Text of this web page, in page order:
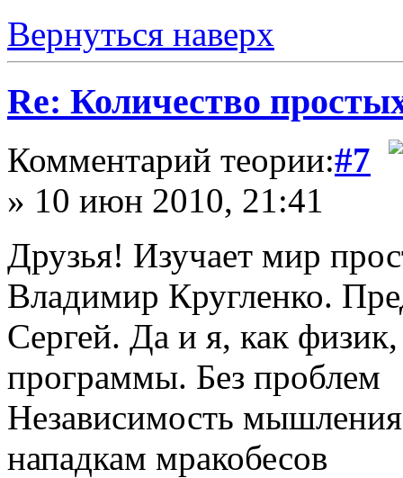
Вернуться наверх
Re: Количество
Комментарий теории:#7
» 10 июн 2010, 21:41
Друзья! Изучает мир
Владимир Кругленко.
Сергей. Да и я, как
программы. Без проблем
Независимость
нападкам мракобесов